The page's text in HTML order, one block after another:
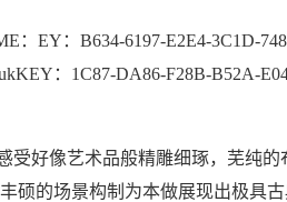
：B634-6197-E2E4-3C1D-
：1C87-DA86-F28B-B52A-
好像艺术品般精雕细琢，芜纯的
硕的场景构制为本做展现出极具